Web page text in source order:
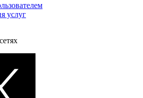
услуг